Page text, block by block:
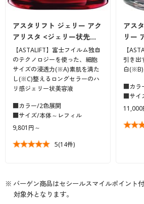
大きいサイズ レディース下着
大きいサイズ メンズ
シークレットセール
詳細検索
商品カテゴリ一覧
カタログ
カタログ・チラシからのご注文
デジタルカタログ
カタログ無料プレゼント
マイページ
大きいサイズ レディース下着
大きいサイズ メンズ
大きいサイズ 事務・制服
シークレットセール
商品カテゴリ一覧
カタログ
カタログ・チラシからのご注文
デジタルカタログ
カタログ無料プレゼント
会員メニュー
閲覧履歴
アスタリフト ジェリー アク
アリスタ <ジェリー状先…
【ASTALIFT】富士フイルム独自
のテクノロジーを使った、細胞
サイズの浸透力(※A)素肌を満た
し(※C)整えるロングセラーのハ
リ感ジェリー状美容液
■カラー/2色展開
■サイズ/本体～レフィル
9,801円～
5(14件)
アス
リー
【
引き出
白
■カラ
■サイ
11,000
※ バーゲン商品はセシールスマイルポイント
対象外となります。